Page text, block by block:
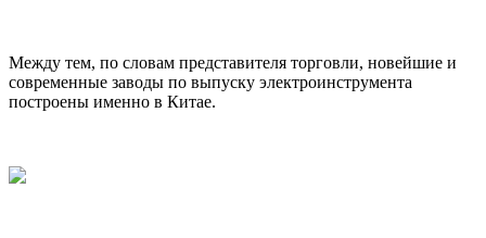
Между тем, по словам представителя торговли, новейшие и
современные заводы по выпуску электроинструмента
построены именно в Китае.